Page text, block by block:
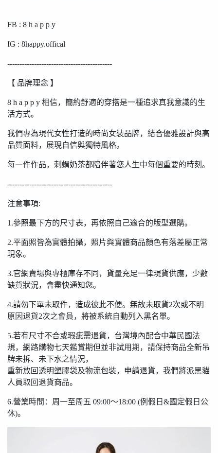
FB : 8 h a p p y
IG : 8happy.offical
-------------------------------------------
【 品牌理念 】
8 h a p p y 相信，簡約舒適的穿搭是一種追求真我意識的生
活方式。
我們專為現代女性打造的時尚女裝品牌，結合優雅設計與高
品質面料，展現自信與獨特風格。
每一件作品，刺蝟奶茶都陪伴著您人生中每個重要的時刻。
-------------------------------------------
注意事項:
1.參照最下方的尺寸表，再依照自己適合的版型選購。
2.平面照皆為實體拍攝，照片與實體商品顏色有落差屬正常
現象。
3.官網賣場與專櫃庫存不同，貨量充足一律現貨供應，少數
缺貨狀況，會盡快通知您。
4.請勿下單未取件，造成彼此不便。無故未取貨2次或不明
原因退貨2次之會員，將被系統自動列入黑名單。
5.若有尺寸不合或瑕疵需退貨，台灣境內配合中華民國法
規，網路購物七天鑑賞期但並非試用期，請保持商品全新吊
牌未拆、未下水之情況，
重新放回透明塑膠袋及物流包裝，申請退貨，我們將派黑貓
人員取回退貨商品。
6.營業時間：周一至周五 09:00〜18:00 (例假日&國定假日公
休)。